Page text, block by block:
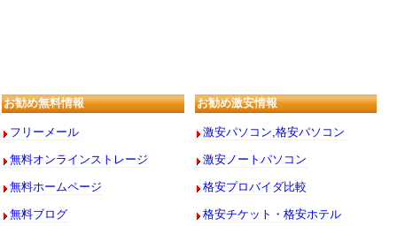
お勧め無料情報
フリーメール
無料オンラインストレージ
無料ホームページ
無料ブログ
お勧め激安情報
激安パソコン,格安パソコン
激安ノートパソコン
格安プロバイダ比較
格安チケット・格安ホテル